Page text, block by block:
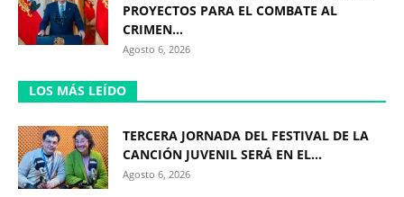
PROYECTOS PARA EL COMBATE AL
CRIMEN...
Agosto 6, 2026
LOS MÁS LEÍDO
TERCERA JORNADA DEL FESTIVAL DE LA
CANCIÓN JUVENIL SERÁ EN EL...
Agosto 6, 2026